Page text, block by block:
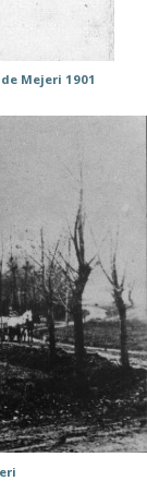
Mejeri 1901